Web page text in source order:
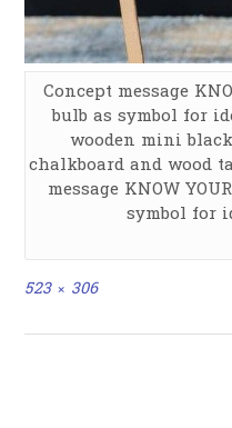
Concept message
bulb as symbol for
wooden mini
chalkboard and wood
message KNOW
symbol for
Full
523 × 306